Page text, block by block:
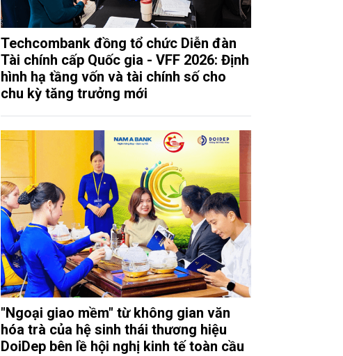
Techcombank đồng tổ chức Diễn đàn
Tài chính cấp Quốc gia - VFF 2026: Định
hình hạ tầng vốn và tài chính số cho
chu kỳ tăng trưởng mới
"Ngoại giao mềm" từ không gian văn
hóa trà của hệ sinh thái thương hiệu
DoiDep bên lề hội nghị kinh tế toàn cầu